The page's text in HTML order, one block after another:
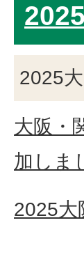
2025
大阪・
加しま
2025大